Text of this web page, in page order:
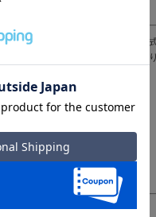
仕様｜ダブルファスナー
内側：マグネット式仕切
ファスナーポケット×2
メッシュポケット×1
フロントオープンタイプ
キャリーバー三段階調節
TSロック搭載
8輪キャスター
備考｜インドネシア製